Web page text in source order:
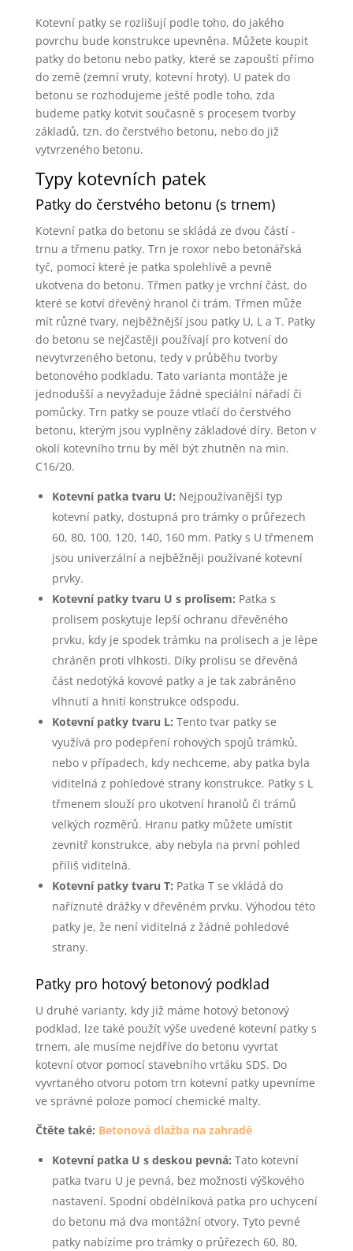
Kotevní patky se rozlišují podle toho, do jakého
povrchu bude konstrukce upevněna. Můžete koupit
patky do betonu nebo patky, které se zapouští přímo
do země (zemní vruty, kotevní hroty). U patek do
betonu se rozhodujeme ještě podle toho, zda
budeme patky kotvit současně s procesem tvorby
základů, tzn. do čerstvého betonu, nebo do již
vytvrzeného betonu.
Typy kotevních patek
Patky do čerstvého betonu (s trnem)
Kotevní patka do betonu se skládá ze dvou částí -
trnu a třmenu patky. Trn je roxor nebo betonářská
tyč, pomocí které je patka spolehlivě a pevně
ukotvena do betonu. Třmen patky je vrchní část, do
které se kotví dřevěný hranol či trám. Třmen může
mít různé tvary, nejběžnější jsou patky U, L a T. Patky
do betonu se nejčastěji používají pro kotvení do
nevytvrzeného betonu, tedy v průběhu tvorby
betonového podkladu. Tato varianta montáže je
jednodušší a nevyžaduje žádné speciální nářadí či
pomůcky. Trn patky se pouze vtlačí do čerstvého
betonu, kterým jsou vyplněny základové díry. Beton v
okolí kotevního trnu by měl být zhutněn na min.
C16/20.
Kotevní patka tvaru U: Nejpoužívanější typ
kotevní patky, dostupná pro trámky o průřezech
60, 80, 100, 120, 140, 160 mm. Patky s U třmenem
jsou univerzální a nejběžněji používané kotevní
prvky.
Kotevní patky tvaru U s prolisem: Patka s
prolisem poskytuje lepší ochranu dřevěného
prvku, kdy je spodek trámku na prolisech a je lépe
chráněn proti vlhkosti. Díky prolisu se dřevěná
část nedotýká kovové patky a je tak zabráněno
vlhnutí a hnití konstrukce odspodu.
Kotevní patky tvaru L: Tento tvar patky se
využívá pro podepření rohových spojů trámků,
nebo v případech, kdy nechceme, aby patka byla
viditelná z pohledové strany konstrukce. Patky s L
třmenem slouží pro ukotvení hranolů či trámů
velkých rozměrů. Hranu patky můžete umístit
zevnitř konstrukce, aby nebyla na první pohled
příliš viditelná.
Kotevní patky tvaru T: Patka T se vkládá do
naříznuté drážky v dřevěném prvku. Výhodou této
patky je, že není viditelná z žádné pohledové
strany.
Patky pro hotový betonový podklad
U druhé varianty, kdy již máme hotový betonový
podklad, lze také použít výše uvedené kotevní patky s
trnem, ale musíme nejdříve do betonu vyvrtat
kotevní otvor pomocí stavebního vrtáku SDS. Do
vyvrtaného otvoru potom trn kotevní patky upevníme
ve správné poloze pomocí chemické malty.
Čtěte také: Betonová dlažba na zahradě
Kotevní patka U s deskou pevná: Tato kotevní
patka tvaru U je pevná, bez možnosti výškového
nastavení. Spodní obdélníková patka pro uchycení
do betonu má dva montážní otvory. Tyto pevné
patky nabízíme pro trámky o průřezech 60, 80,